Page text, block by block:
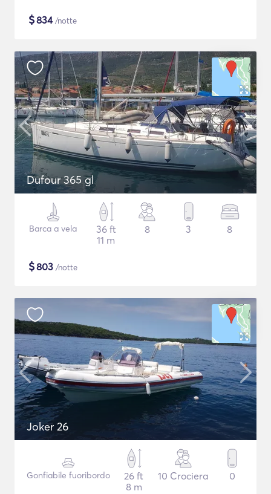
$834/notte
Dufour 365 gl
Barca a vela
36 ft
11 m
8 3 8
$803 /notte
Joker 26
Gonfiabile fuoribordo
26 ft
8 m
10 Crociera 0